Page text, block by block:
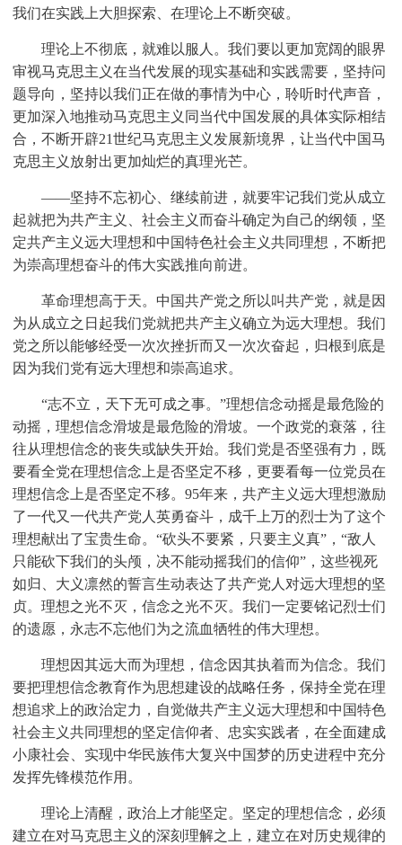
我们在实践上大胆探索、在理论上不断突破。
理论上不彻底，就难以服人。我们要以更加宽阔的眼界
审视马克思主义在当代发展的现实基础和实践需要，坚持问
题导向，坚持以我们正在做的事情为中心，聆听时代声音，
更加深入地推动马克思主义同当代中国发展的具体实际相结
合，不断开辟21世纪马克思主义发展新境界，让当代中国马
克思主义放射出更加灿烂的真理光芒。
——坚持不忘初心、继续前进，就要牢记我们党从成立
起就把为共产主义、社会主义而奋斗确定为自己的纲领，坚
定共产主义远大理想和中国特色社会主义共同理想，不断把
为崇高理想奋斗的伟大实践推向前进。
革命理想高于天。中国共产党之所以叫共产党，就是因
为从成立之日起我们党就把共产主义确立为远大理想。我们
党之所以能够经受一次次挫折而又一次次奋起，归根到底是
因为我们党有远大理想和崇高追求。
“志不立，天下无可成之事。”理想信念动摇是最危险的
动摇，理想信念滑坡是最危险的滑坡。一个政党的衰落，往
往从理想信念的丧失或缺失开始。我们党是否坚强有力，既
要看全党在理想信念上是否坚定不移，更要看每一位党员在
理想信念上是否坚定不移。95年来，共产主义远大理想激励
了一代又一代共产党人英勇奋斗，成千上万的烈士为了这个
理想献出了宝贵生命。“砍头不要紧，只要主义真”，“敌人
只能砍下我们的头颅，决不能动摇我们的信仰”，这些视死
如归、大义凛然的誓言生动表达了共产党人对远大理想的坚
贞。理想之光不灭，信念之光不灭。我们一定要铭记烈士们
的遗愿，永志不忘他们为之流血牺牲的伟大理想。
理想因其远大而为理想，信念因其执着而为信念。我们
要把理想信念教育作为思想建设的战略任务，保持全党在理
想追求上的政治定力，自觉做共产主义远大理想和中国特色
社会主义共同理想的坚定信仰者、忠实实践者，在全面建成
小康社会、实现中华民族伟大复兴中国梦的历史进程中充分
发挥先锋模范作用。
理论上清醒，政治上才能坚定。坚定的理想信念，必须
建立在对马克思主义的深刻理解之上，建立在对历史规律的